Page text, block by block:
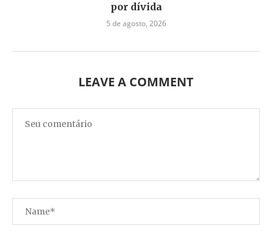
por dívida
5 de agosto, 2026
LEAVE A COMMENT